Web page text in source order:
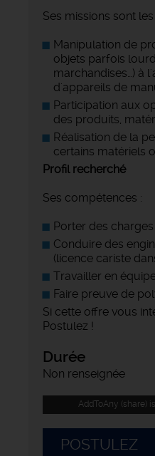
Ses missions sont
Manipulation de
objets parfois
marchandises…) à
d'appareils de
Participation aux
des produits,
Réalisation de la
certains matériels
Profil recherché
Ses compétences :
Porter des
Conduire des
(licence cariste
Travailler en
Faire preuve de
Si cette offre vous
Postulez !
Durée
Non renseignée
AddToAny (share)
POSTULEZ